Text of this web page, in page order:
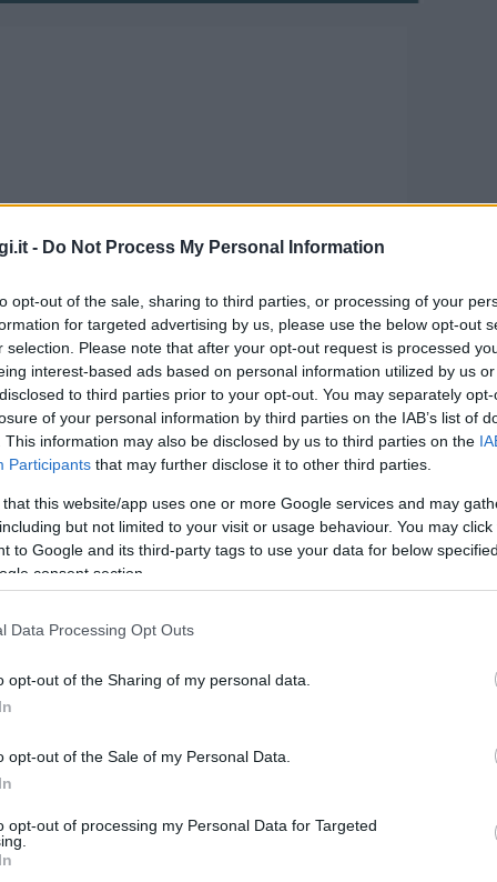
- Do Not Process My Personal Information
opt-out of the sale, sharing to third parties, or processing of your
for targeted advertising by us, please use the below opt-out
selection. Please note that after your opt-out request is processed
interest-based ads based on personal information utilized by us
to third parties prior to your opt-out. You may separately
of your personal information by third parties on the IAB’s list of
This information may also be disclosed by us to third parties on the
Participants that may further disclose it to other third parties.
that this website/app uses one or more Google services and may
but not limited to your visit or usage behaviour. You may
to Google and its third-party tags to use your data for below
consent section.
Data Processing Opt Outs
opt-out of the Sharing of my personal data.
opt-out of the Sale of my Personal Data.
opt-out of processing my Personal Data for Targeted
Olbia un incontro
plesso brachiale
Basso, dirigete medico della
centro di riferimento nazionale per il
chirurgia del sistema nervoso
ambiti più specialistici e complessi
riveste un’importanza fondamentale per la
il recupero di funzioni motorie e
compressioni nervose o patologie
interessano l’insieme dei nervi che
dell’arto superiore. Sono generalmente
come incidenti motociclistici o infortuni
la perdita totale o parziale della
con conseguenze estremamente
e sociale. La chirurgia
competenze altamente